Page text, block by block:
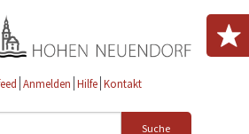
Anmelden Hilfe Kontakt
Suche